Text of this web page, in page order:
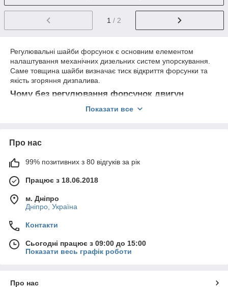
1 / 2
Регулювальні шайби форсунок є основним елементом
налаштування механічних дизельних систем упорскування.
Саме товщина шайби визначає тиск відкриття форсунки та
якість згоряння дизпалива.
Чому без регулювання форсунок двигун
перевитрати пального. Регулювання за допомогою набору
шайб дозволяє повернути заводські параметри без заміни
форсунки.
Переваги комплекту з 50 шайб
Комплект 50 шайб забезпечує:
широкий діапазон товщин
точне налаштування кожної форсунки
можливість ремонту кількох двигунів
професійний рівень обслуговування
Для яких двигунів підходять набори?
МТЗ - Д-243, Д-245, Д-260
Показати все
Про нас
99% позитивних з 80 відгуків за рік
Працює з 18.06.2018
м. Дніпро
Дніпро, Україна
Контакти
Сьогодні працює з 09:00 до 15:00
Показати весь графік роботи
Про нас